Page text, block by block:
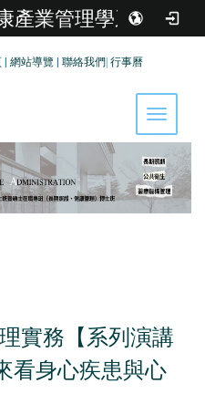
產業管理學系
網站導覽 聯絡我們 行事曆
Toggle
實務【系列演講
看身心疾患與心